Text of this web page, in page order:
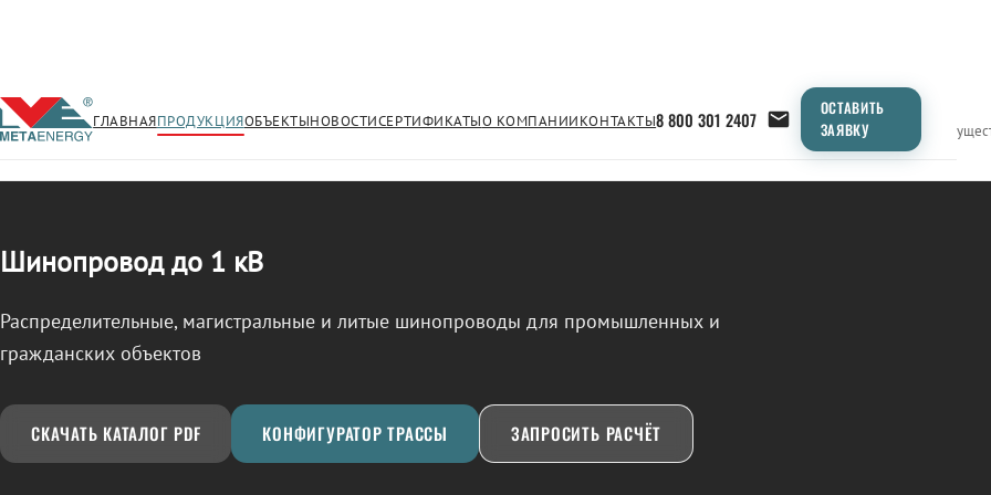
ГЛАВНАЯПРОДУКЦИЯОБЪЕКТЫНОВОСТИСЕРТИФИКАТЫО КОМПАНИИКОНТАКТЫ8 800 301 2407
ОСТАВИТЬ
ЗАЯВКУ
← Продукция/ШИНОПРОВОД Применение Продукция ТипоразмерыСравнение
Шинопровод до 1 кВ
Распределительные, магистральные и литые шинопроводы для промышленных и
гражданских объектов
СКАЧАТЬ КАТАЛОГ PDF КОНФИГУРАТОР ТРАССЫ ЗАПРОСИТЬ РАСЧЁТ